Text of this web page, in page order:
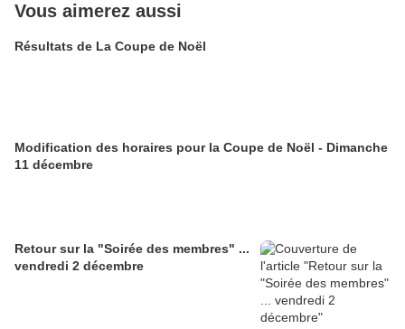
Vous aimerez aussi
Résultats de La Coupe de Noël
Modification des horaires pour la Coupe de Noël - Dimanche
11 décembre
Retour sur la "Soirée des membres" ...
vendredi 2 décembre